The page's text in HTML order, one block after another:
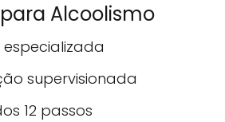
Alcoolismo
supervisionada
12 passos